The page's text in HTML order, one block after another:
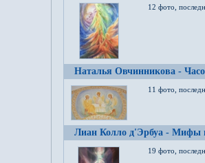
12 фото,
Наталья Овчинникова -
11 фото,
Лиан Колло д'Эрбуа - Мифы
19 фото,